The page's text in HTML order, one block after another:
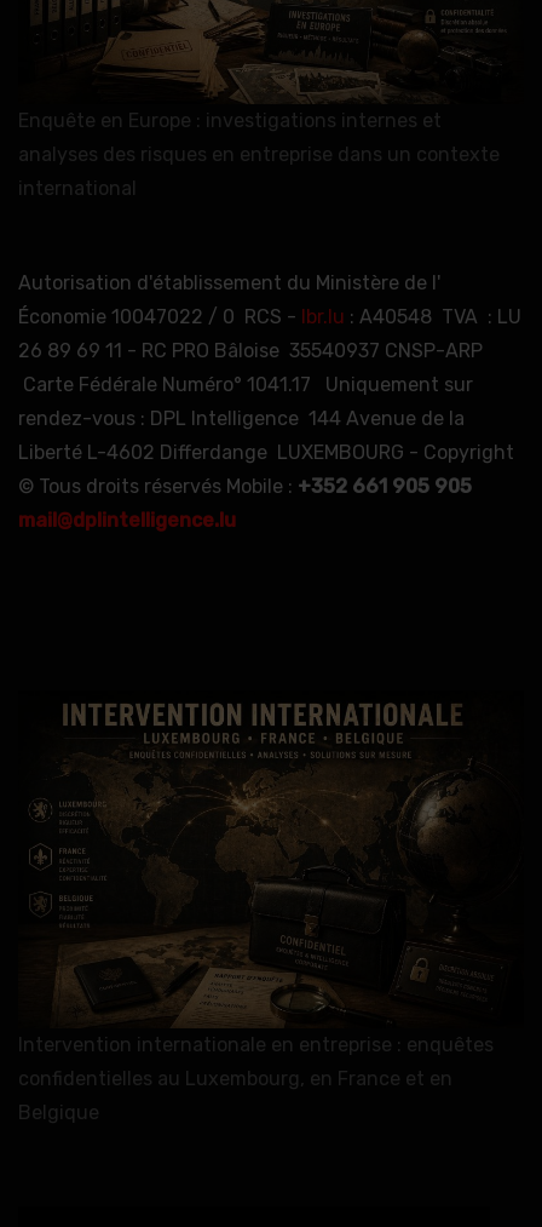
Enquête en Europe : investigations internes et
analyses des risques en entreprise dans un contexte
international
Autorisation d'établissement du Ministère de l'
Économie 10047022 / 0 RCS - lbr.lu : A40548 TVA : LU
26 89 69 11 - RC PRO Bâloise 35540937 CNSP-ARP
Carte Fédérale Numéro° 1041.17 Uniquement sur
rendez-vous : DPL Intelligence 144 Avenue de la
Liberté L-4602 Differdange LUXEMBOURG - Copyright
© Tous droits réservés Mobile : +352 661 905 905
mail@dplintelligence.lu
Intervention internationale en entreprise : enquêtes
confidentielles au Luxembourg, en France et en
Belgique